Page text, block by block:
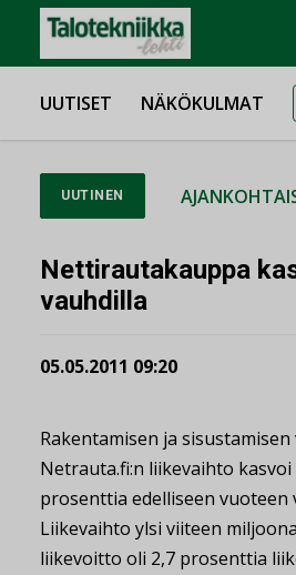
UUTISET NÄKÖKULMAT
UUTINEN
Nettirautakauppa
vauhdilla
05.05.2011 09:20
Rakentamisen ja
Netrauta.fi:n liikevaihto kasvoi
prosenttia edelliseen vuoteen
Liikevaihto ylsi viiteen
liikevoitto oli 2,7 prosenttia